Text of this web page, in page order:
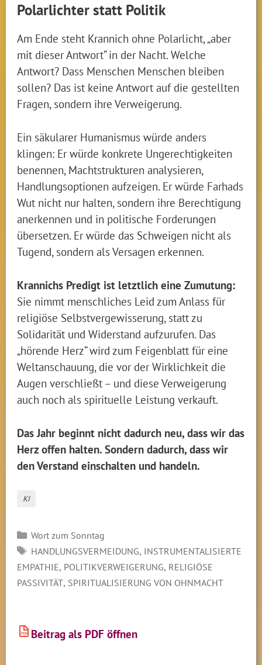
Polarlichter statt Politik
Am Ende steht Krannich ohne Polarlicht, „aber
mit dieser Antwort“ in der Nacht. Welche
Antwort? Dass Menschen Menschen bleiben
sollen? Das ist keine Antwort auf die gestellten
Fragen, sondern ihre Verweigerung.
Ein säkularer Humanismus würde anders
klingen: Er würde konkrete Ungerechtigkeiten
benennen, Machtstrukturen analysieren,
Handlungsoptionen aufzeigen. Er würde Farhads
Wut nicht nur halten, sondern ihre Berechtigung
anerkennen und in politische Forderungen
übersetzen. Er würde das Schweigen nicht als
Tugend, sondern als Versagen erkennen.
Krannichs Predigt ist letztlich eine Zumutung:
Sie nimmt menschliches Leid zum Anlass für
religiöse Selbstvergewisserung, statt zu
Solidarität und Widerstand aufzurufen. Das
„hörende Herz“ wird zum Feigenblatt für eine
Weltanschauung, die vor der Wirklichkeit die
Augen verschließt – und diese Verweigerung
auch noch als spirituelle Leistung verkauft.
Das Jahr beginnt nicht dadurch neu, dass wir das
Herz offen halten. Sondern dadurch, dass wir
den Verstand einschalten und handeln.
KI
Kategorien
Wort zum Sonntag
SCHLAGWÖRTER
HANDLUNGSVERMEIDUNG, INSTRUMENTALISIERTE
EMPATHIE, POLITIKVERWEIGERUNG, RELIGIÖSE
PASSIVITÄT, SPIRITUALISIERUNG VON OHNMACHT
PDF Beitrag als PDF öffnen